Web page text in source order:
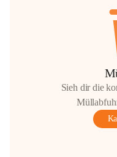
Sieh dir die